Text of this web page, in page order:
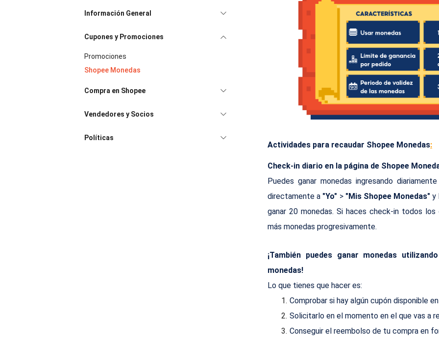
Información General
Cupones y Promociones
Promociones
Shopee Monedas
Compra en Shopee
Vendedores y Socios
Políticas
Actividades para recaudar Shopee Monedas:
Check-in diario en la página de Shopee
Puedes ganar monedas ingresando
directamente a "Yo" > "Mis Shopee Monedas" y
ganar 20 monedas. Si haces check-in todos los
más monedas progresivamente.
¡También puedes ganar monedas
monedas!
Lo que tienes que hacer es:
Comprobar si hay algún cupón disponible
Solicitarlo en el momento en el que vas a
Conseguir el reembolso de tu compra en